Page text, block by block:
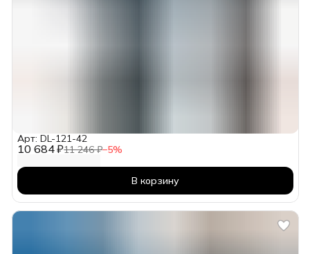
10 684 ₽11 246 ₽−5%
Арт: DL-121-42
В корзину